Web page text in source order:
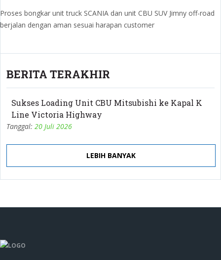
Proses bongkar unit truck SCANIA dan unit CBU SUV Jimny off-road
berjalan dengan aman sesuai harapan customer
BERITA TERAKHIR
Sukses Loading Unit CBU Mitsubishi ke Kapal K
Line Victoria Highway
Tanggal: 20 Juli 2026
LEBIH BANYAK